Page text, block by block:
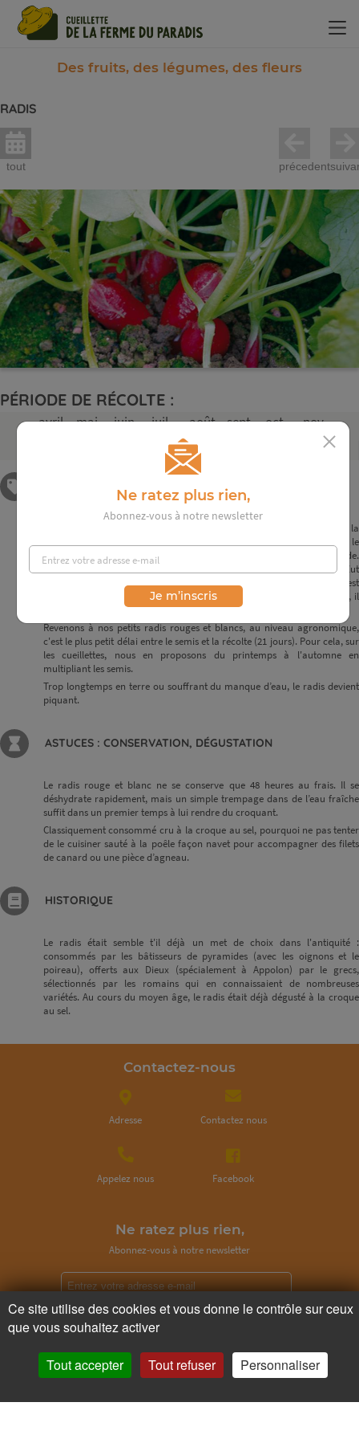
Des fruits, des légumes, des fleurs
RADIS
tout précedent
PÉRIODE DE RÉCOLTE :
avril mai juin juil. août sept. oct. nov.
D'un premier abord, le radis paraît être un légume tout simple de la
famille des brassicacées (celle du chou et de son très proche cousin le
navet) : c'est une racine rouge avec une pointe blanche, longue ou ronde.
Patatras ! Voilà que ses fanes (feuilles) sont excellentes en soupe. Zut
encore ! Ce radis existe aussi en version noire, longue et plus épicée. Il est
alors d'un genre différent mais c'est quand même un radis. En Chine, il
peut être long et blanc, parfois même jaune.
Revenons à nos petits radis rouges et blancs, au niveau agronomique,
c'est le plus petit délai entre le semis et la récolte (21 jours). Pour cela, sur
les cueillettes, nous en proposons du printemps à l'automne en
multipliant les semis.
Trop longtemps en terre ou souffrant du manque d’eau, le radis devient
piquant.
ASTUCES : CONSERVATION, DÉGUSTATION
Le radis rouge et blanc ne se conserve que 48 heures au frais. Il se
déshydrate rapidement, mais un simple trempage dans de l’eau fraîche
suffit dans un premier temps à lui rendre du croquant.
Classiquement consommé cru à la croque au sel, pourquoi ne pas tenter
de le cuisiner sauté à la poêle façon navet pour accompagner des filets
de canard ou une pièce d’agneau.
HISTORIQUE
Le radis était semble t'il déjà un met de choix dans l'antiquité :
consommés par les bâtisseurs de pyramides (avec les oignons et le
poireau), offerts aux Dieux (spécialement à Appolon) par le grecs,
sélectionnés par les romains qui en connaissaient de nombreuses
variétés. Au cours du moyen âge, le radis était déjà dégusté à la croque
au sel.
Contactez-nous
Adresse Contactez nous
Appelez nous Facebook
Ne ratez plus rien,
Abonnez-vous à notre newsletter
Je m’inscris
www.mangerbouger.fr
Ne ratez plus rien,
Abonnez-vous à notre newsletter
Je m’inscris
Panneau de gestion des cookies
Ce site utilise des cookies et vous donne le contrôle sur ceux
que vous souhaitez activer
Tout accepter Tout refuser Personnaliser